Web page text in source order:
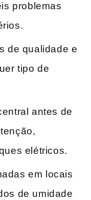
problemas
de qualidade e
tipo de
antes de
elétricos.
em locais
de umidade